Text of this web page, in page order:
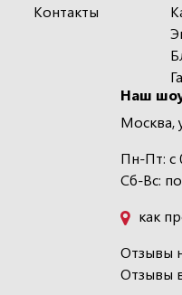
Контакты
Наш
Москва,
Пн-Пт: с
Сб-Вс:
как
Отзывы
Отзывы